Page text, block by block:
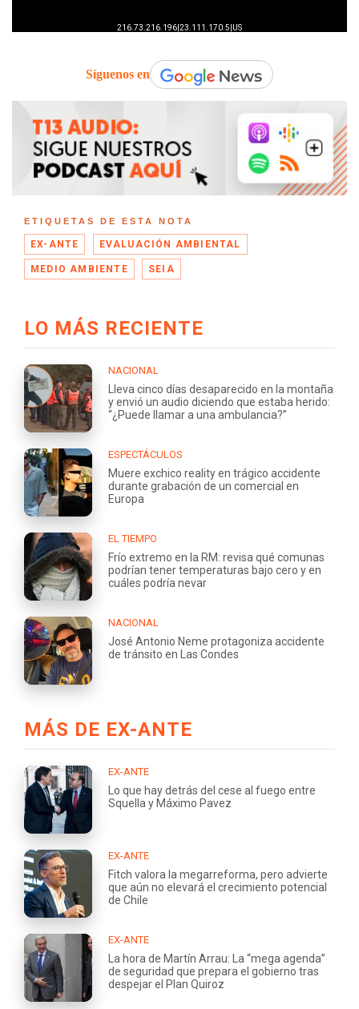
Síguenos en
ETIQUETAS DE ESTA NOTA
EX-ANTE EVALUACIÓN AMBIENTAL
MEDIO AMBIENTE SEIA
LO MÁS RECIENTE
NACIONAL
Lleva cinco días desaparecido en la montaña
y envió un audio diciendo que estaba herido:
“¿Puede llamar a una ambulancia?”
ESPECTÁCULOS
Muere exchico reality en trágico accidente
durante grabación de un comercial en
Europa
EL TIEMPO
Frío extremo en la RM: revisa qué comunas
podrían tener temperaturas bajo cero y en
cuáles podría nevar
NACIONAL
José Antonio Neme protagoniza accidente
de tránsito en Las Condes
MÁS DE EX-ANTE
EX-ANTE
Lo que hay detrás del cese al fuego entre
Squella y Máximo Pavez
EX-ANTE
Fitch valora la megarreforma, pero advierte
que aún no elevará el crecimiento potencial
de Chile
EX-ANTE
La hora de Martín Arrau: La “mega agenda”
de seguridad que prepara el gobierno tras
despejar el Plan Quiroz